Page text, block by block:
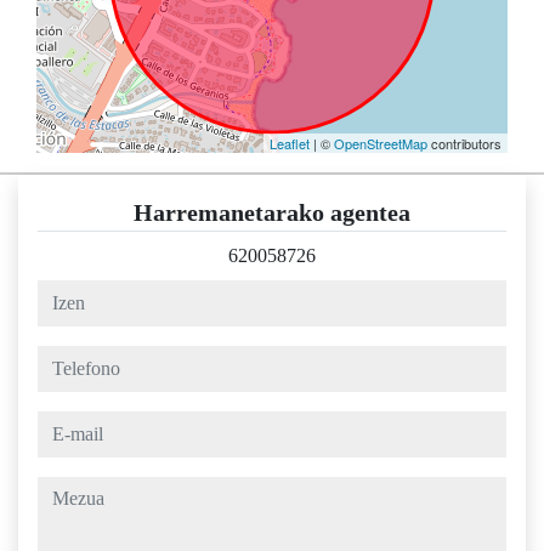
Leaflet | ©OpenStreetMapcontributors
Harremanetarako agentea
620058726
izen
telefono
e-mail
mezua